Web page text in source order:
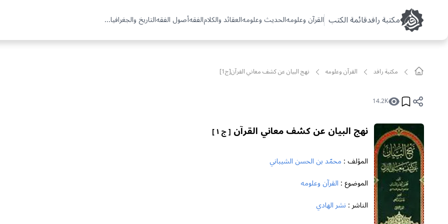
مکتبة رافدقائمة الكتب القرآن وعلومهالحديث وعلومهالعقائد والكلامالفقهأصول الفقهالتاريخ والجغرافيا...
مکتبة رافد القرآن وعلومه نهج البيان عن كشف معاني القرآن[ج1]
14.2K
نهج البيان عن كشف معاني القرآن [ ج ١ ]
المؤلف : محمّد بن الحسن الشيباني
الموضوع : القرآن وعلومه
الناشر : نشر الهادي